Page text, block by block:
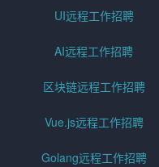
UI远程工作招聘
AI远程工作招聘
区块链远程工作招聘
Vue.js远程工作招聘
Golang远程工作招聘